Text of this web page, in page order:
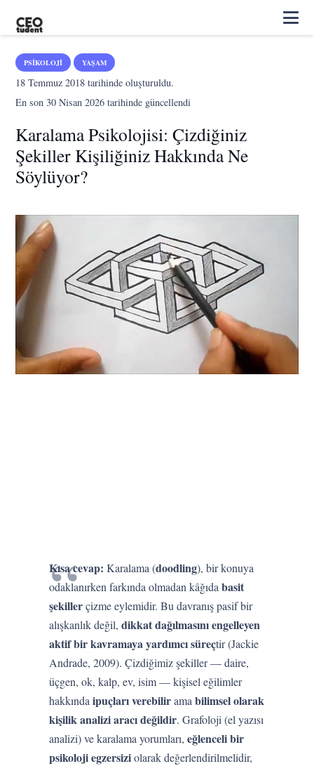
PSIKOLOJI YAŞAM
18 Temmuz 2018 tarihinde oluşturuldu.
En son30 Nisan 2026 tarihinde güncellendi
Karalama Psikolojisi: Çizdiğiniz
Şekiller Kişiliğiniz Hakkında Ne
Söylüyor?
Kısa cevap: Karalama (doodling), bir konuya
odaklanırken farkında olmadan kâğıdabasit
şekillerçizme eylemidir. Bu davranış pasif bir
alışkanlık değil,dikkat dağılmasını engelleyen
aktif bir kavramaya yardımcı süreçtir (Jackie
Andrade, 2009). Çizdiğimiz şekiller — daire,
üçgen, ok, kalp, ev, isim — kişisel eğilimler
hakkındaipuçları verebiliramabilimsel olarak
kişilik analizi aracı değildir. Grafoloji (el yazısı
analizi) ve karalama yorumları,eğlenceli bir
psikoloji egzersiziolarak değerlendirilmelidir,